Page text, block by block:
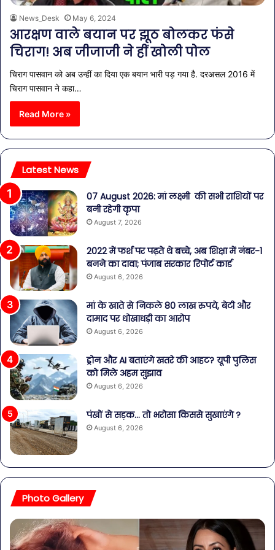
News_Desk May 6, 2024
आरक्षण वाले बयान पर झूठ बोलकर फंसे
चिराग! अब जीजाजी ने हीं खोली पोल
चिराग पासवान को अब उन्हीं का दिया एक बयान भारी पड़ गया है. दरअसल 2016 में
चिराग पासवान ने कहा…
Read More »
Latest News
07 August 2026: मां लक्ष्मी की सभी राशियों पर
बनी रहेगी कृपा
August 7, 2026
2022 में फर्श पर पढ़ते थे बच्चे, अब शिक्षा में नंबर-1
बनने का दावा; पंजाब सरकार रिपोर्ट कार्ड
August 6, 2026
मां के खाते से निकले 80 लाख रुपये, बेटी और
दामाद पर धोखाधड़ी का आरोप
August 6, 2026
ड्रोन और AI बताएंगे खतरे की आहट? यूपी पुलिस
को मिले अहम सुझाव
August 6, 2026
पंखों से सड़क… तो भरोसा किससे सुखाएंगे ?
August 6, 2026
Photo Gallery
बॉलीवुड
की